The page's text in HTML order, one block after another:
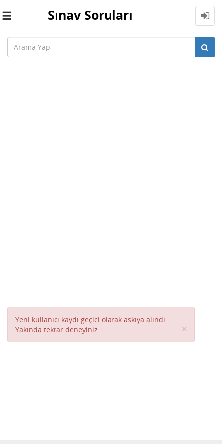
Toggle
Sınav Soruları
Yeni kullanıcı kaydı geçici olarak askıya alındı.
Yakında tekrar deneyiniz.
×